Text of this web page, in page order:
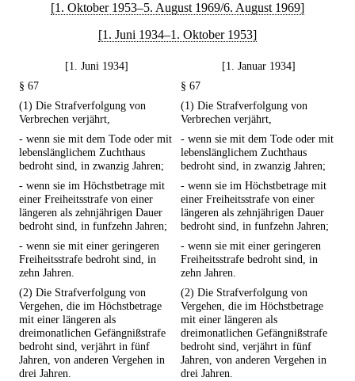
[1. Oktober 1953–5. August 1969/6. August 1969]
[1. Juni 1934–1. Oktober 1953]
[1. Juni 1934]
[1. Januar 1934]
§ 67
§ 67
(1) Die Strafverfolgung von
Verbrechen verjährt,
(1) Die Strafverfolgung von
Verbrechen verjährt,
- wenn sie mit dem Tode oder mit
lebenslänglichem Zuchthaus
bedroht sind, in zwanzig Jahren;
- wenn sie mit dem Tode oder mit
lebenslänglichem Zuchthaus
bedroht sind, in zwanzig Jahren;
- wenn sie im Höchstbetrage mit
einer Freiheitsstrafe von einer
längeren als zehnjährigen Dauer
bedroht sind, in funfzehn Jahren;
- wenn sie im Höchstbetrage mit
einer Freiheitsstrafe von einer
längeren als zehnjährigen Dauer
bedroht sind, in funfzehn Jahren;
- wenn sie mit einer geringeren
Freiheitsstrafe bedroht sind, in
zehn Jahren.
- wenn sie mit einer geringeren
Freiheitsstrafe bedroht sind, in
zehn Jahren.
(2) Die Strafverfolgung von
Vergehen, die im Höchstbetrage
mit einer längeren als
dreimonatlichen Gefängnißstrafe
bedroht sind, verjährt in fünf
Jahren, von anderen Vergehen in
drei Jahren.
(2) Die Strafverfolgung von
Vergehen, die im Höchstbetrage
mit einer längeren als
dreimonatlichen Gefängnißstrafe
bedroht sind, verjährt in fünf
Jahren, von anderen Vergehen in
drei Jahren.